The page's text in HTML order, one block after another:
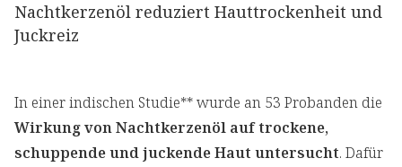
Nachtkerzenöl reduziert Hauttrockenheit und
Juckreiz
In einer indischen Studie** wurde an 53 Probanden die
Wirkung von Nachtkerzenöl auf trockene,
schuppende und juckende Haut untersucht. Dafür